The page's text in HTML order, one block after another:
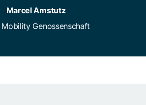
Marcel Amstutz
Mobility Genossenschaft